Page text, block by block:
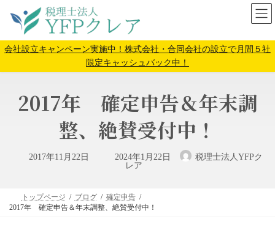
ン
ツ
ー
シ
会社設立キャンペーン実施中！株式会社・合同会社の設立で月間５社
限定キャッシュバック中！
2017年 確定申告＆年末調
整、絶賛受付中！
2017年11月22日
最
終
時
:
2024年1月22日
税理士法人YFPク
レア
トップページ ブログ
確定申告
2017年 確定申告＆年末調整、絶賛受付中！